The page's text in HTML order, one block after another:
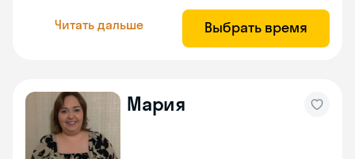
Читать дальше Выбрать время
Мария